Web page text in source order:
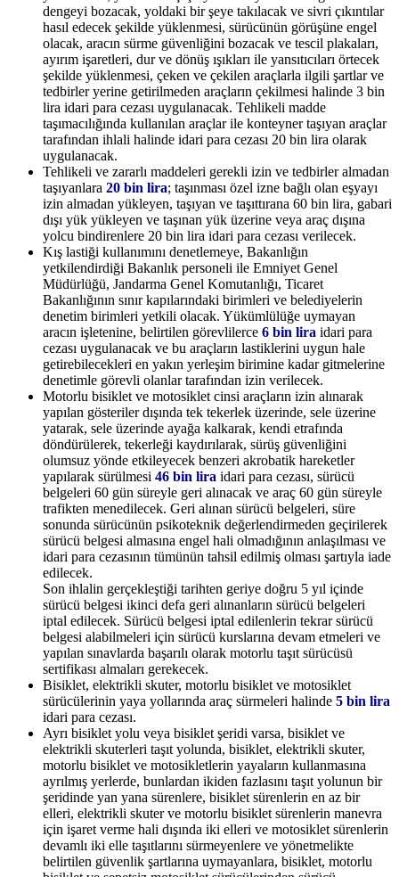
dengeyi bozacak, yoldaki bir şeye takılacak ve sivri çıkıntılar
hasıl edecek şekilde yüklenmesi, sürücünün görüşüne engel
olacak, aracın sürme güvenliğini bozacak ve tescil plakaları,
ayırım işaretleri, dur ve dönüş ışıkları ile yansıtıcıları örtecek
şekilde yüklenmesi, çeken ve çekilen araçlarla ilgili şartlar ve
tedbirler yerine getirilmeden araçların çekilmesi halinde 3 bin
lira idari para cezası uygulanacak. Tehlikeli madde
taşımacılığında kullanılan araçlar ile konteyner taşıyan araçlar
tarafından ihlali halinde idari para cezası 20 bin lira olarak
uygulanacak.
Tehlikeli ve zararlı maddeleri gerekli izin ve tedbirler almadan
taşıyanlara 20 bin lira; taşınması özel izne bağlı olan eşyayı
izin almadan yükleyen, taşıyan ve taşıttırana 60 bin lira, gabari
dışı yük yükleyen ve taşınan yük üzerine veya araç dışına
yolcu bindirenlere 20 bin lira idari para cezası verilecek.
Kış lastiği kullanımını denetlemeye, Bakanlığın
yetkilendirdiği Bakanlık personeli ile Emniyet Genel
Müdürlüğü, Jandarma Genel Komutanlığı, Ticaret
Bakanlığının sınır kapılarındaki birimleri ve belediyelerin
denetim birimleri yetkili olacak. Yükümlülüğe uymayan
aracın işletenine, belirtilen görevlilerce 6 bin lira idari para
cezası uygulanacak ve bu araçların lastiklerini uygun hale
getirebilecekleri en yakın yerleşim birimine kadar gitmelerine
denetimle görevli olanlar tarafından izin verilecek.
Motorlu bisiklet ve motosiklet cinsi araçların izin alınarak
yapılan gösteriler dışında tek tekerlek üzerinde, sele üzerine
yatarak, sele üzerinde ayağa kalkarak, kendi etrafında
döndürülerek, tekerleği kaydırılarak, sürüş güvenliğini
olumsuz yönde etkileyecek benzeri akrobatik hareketler
yapılarak sürülmesi 46 bin lira idari para cezası, sürücü
belgeleri 60 gün süreyle geri alınacak ve araç 60 gün süreyle
trafikten menedilecek. Geri alınan sürücü belgeleri, süre
sonunda sürücünün psikoteknik değerlendirmeden geçirilerek
sürücü belgesi almasına engel hali olmadığının anlaşılması ve
idari para cezasının tümünün tahsil edilmiş olması şartıyla iade
edilecek.
Son ihlalin gerçekleştiği tarihten geriye doğru 5 yıl içinde
sürücü belgesi ikinci defa geri alınanların sürücü belgeleri
iptal edilecek. Sürücü belgesi iptal edilenlerin tekrar sürücü
belgesi alabilmeleri için sürücü kurslarına devam etmeleri ve
yapılan sınavlarda başarılı olarak motorlu taşıt sürücüsü
sertifikası almaları gerekecek.
Bisiklet, elektrikli skuter, motorlu bisiklet ve motosiklet
sürücülerinin yaya yollarında araç sürmeleri halinde 5 bin lira
idari para cezası.
Ayrı bisiklet yolu veya bisiklet şeridi varsa, bisiklet ve
elektrikli skuterleri taşıt yolunda, bisiklet, elektrikli skuter,
motorlu bisiklet ve motosikletlerin yayaların kullanmasına
ayrılmış yerlerde, bunlardan ikiden fazlasını taşıt yolunun bir
şeridinde yan yana sürenlere, bisiklet sürenlerin en az bir
elleri, elektrikli skuter ve motorlu bisiklet sürenlerin manevra
için işaret verme hali dışında iki elleri ve motosiklet sürenlerin
devamlı iki elle taşıtlarını sürmeyenlere ve yönetmelikte
belirtilen güvenlik şartlarına uymayanlara, bisiklet, motorlu